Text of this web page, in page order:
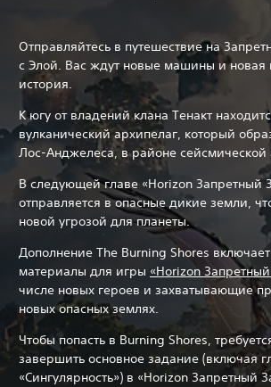
Отправляйтесь в путешествие на
с Элой. Вас ждут новые машины и новая
история.
К югу от владений клана Тенакт
вулканический архипелаг, который
Лос-Анджелеса, в районе сейсмической
В следующей главе «Horizon Запретный
отправляется в опасные дикие земли,
новой угрозой для планеты.‎
Дополнение The Burning Shores
материалы для игры «Horizon
числе новых героев и захватывающие
новых опасных землях.‎
Чтобы попасть в Burning Shores,
завершить основное задание (включая
«Сингулярность») в «Horizon Запретный